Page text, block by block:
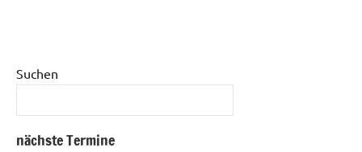
Suchen
nächste Termine